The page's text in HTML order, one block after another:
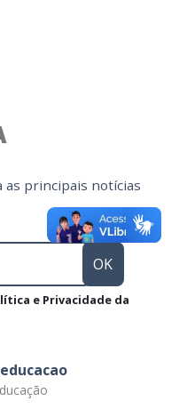
as principais notícias
e Privacidade da